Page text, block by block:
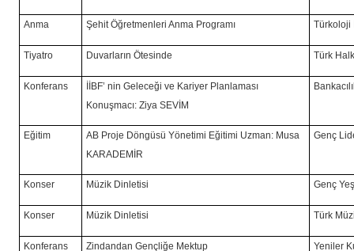
Anma Şehit Öğretmenleri Anma Programı Türkoloji
Tiyatro Duvarların Ötesinde Türk
Konferans
İİBF’ nin Geleceği ve Kariyer Planlaması
Konuşmacı: Ziya SEVİM
Eğitim
AB Proje Döngüsü Yönetimi Eğitimi Uzman: Musa
KARADEMİR
Genç
Konser Müzik Dinletisi Genç
Konser Müzik Dinletisi Türk
Konferans Zindandan Gençliğe Mektup Yeniler